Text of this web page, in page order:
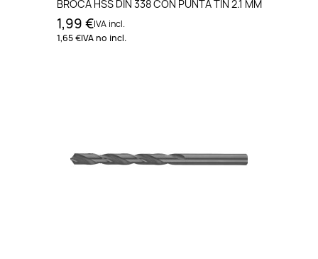
BROCA HSS DIN 338 CON PUNTA TIN 2.1 MM
1,99 €IVA incl.
1,65 €IVA no incl.